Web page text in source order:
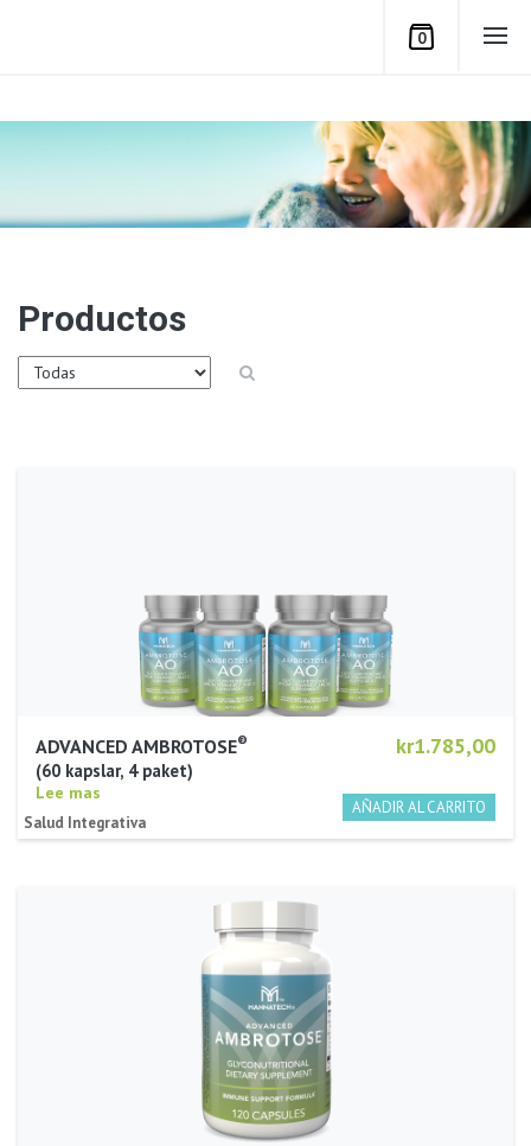
0
Productos
kr1.785,00
ADVANCED AMBROTOSE®
60 kapslar, 4 paket
Lee mas
Salud Integrativa